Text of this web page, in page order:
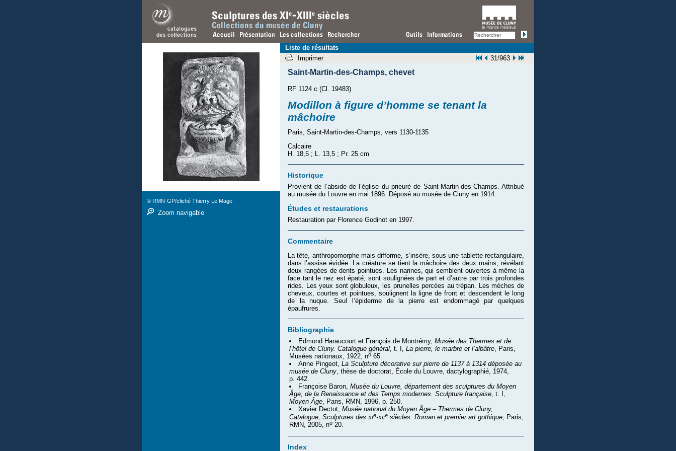
Saint-Martin-des-Champs, chevet
RF 1124 c (Cl. 19483)
Modillon à figure d’homme se tenant la
mâchoire
Paris, Saint-Martin-des-Champs, vers 1130-1135
Calcaire
H. 18,5 ; L. 13,5 ; Pr. 25 cm
Historique
Provient de l’abside de l’église du prieuré de Saint-Martin-des-Champs. Attribué
au musée du Louvre en mai 1896. Déposé au musée de Cluny en 1914.
Études et restaurations
Restauration par Florence Godinot en 1997.
Commentaire
La tête, anthropomorphe mais difforme, s’insère, sous une tablette rectangulaire,
dans l’assise évidée. La créature se tient la mâchoire des deux mains, révélant
deux rangées de dents pointues. Les narines, qui semblent ouvertes à même la
face tant le nez est épaté, sont soulignées de part et d’autre par trois profondes
rides. Les yeux sont globuleux, les prunelles percées au trépan. Les mèches de
cheveux, courtes et pointues, soulignent la ligne de front et descendent le long
de la nuque. Seul l’épiderme de la pierre est endommagé par quelques
épaufrures.
Bibliographie
Edmond Haraucourt et François de Montrémy, Musée des Thermes et de
l’hôtel de Cluny. Catalogue général , t. I, La pierre, le marbre et l’albâtre , Paris,
Musées nationaux, 1922, no 65.
Anne Pingeot, La Sculpture décorative sur pierre de 1137 à 1314 déposée au
musée de Cluny , thèse de doctorat, École du Louvre, dactylographié, 1974,
p. 442.
Françoise Baron, Musée du Louvre, département des sculptures du Moyen
Âge, de la Renaissance et des Temps modernes. Sculpture française , t. I,
Moyen Âge , Paris, RMN, 1996, p. 250.
Xavier Dectot, Musée national du Moyen Âge – Thermes de Cluny,
Catalogue, Sculptures des xie-xiie siècles. Roman et premier art gothique , Paris,
RMN, 2005, no 20.
Index
© RMN-GP/cliché Thierry Le Mage
Zoom navigable
Liste de résultats
Imprimer
31/963